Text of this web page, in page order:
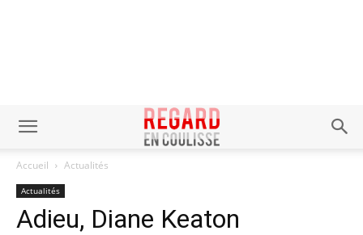
Accueil Actualités
Actualités
Adieu, Diane Keaton